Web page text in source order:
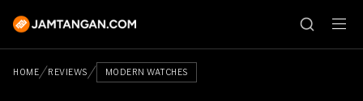
HOME REVIEWS MODERN WATCHES